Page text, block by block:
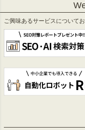
ご興味あるサービスについて